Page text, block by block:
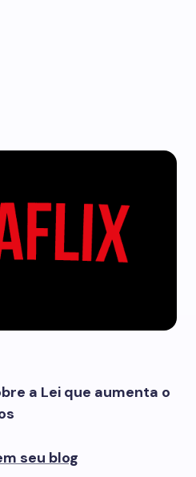
a Lei que aumenta o
seu blog